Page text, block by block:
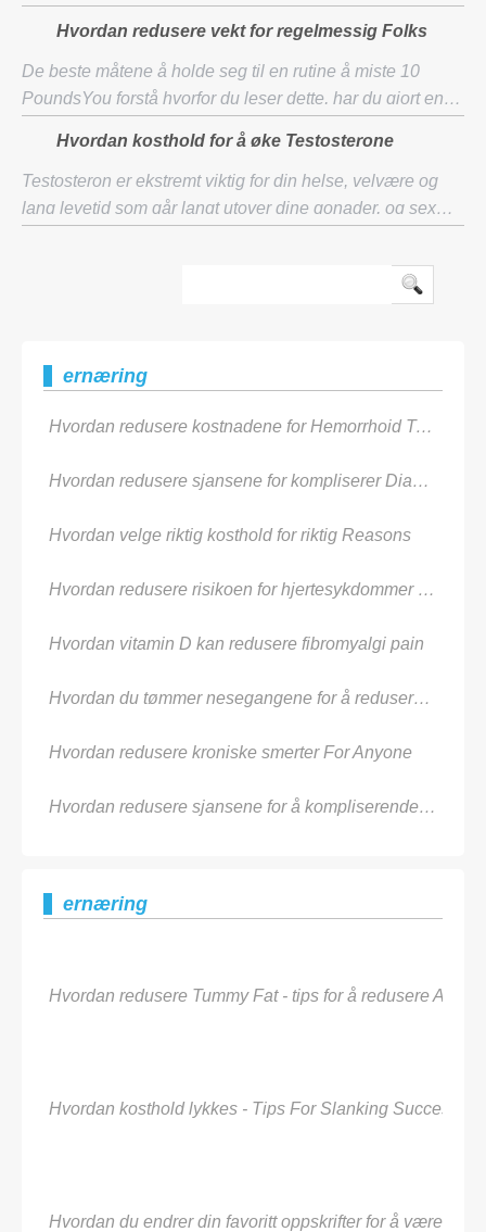
insulinsensitivitet. Alle kan være sårbare for
Hvordan redusere vekt for regelmessig Folks
De beste måtene å holde seg til en rutine å miste 10
PoundsYou forstå hvorfor du leser dette, har du gjort en
Du gjør det for bedre helse og mer se
Hvordan kosthold for å øke Testosterone
Testosteron er ekstremt viktig for din helse, velvære og
lang levetid som går langt utover dine gonader, og sex
ernæring
Hvordan redusere kostnadene for Hemorrhoid Treatment
Hvordan redusere sjansene for kompliserer Diabetes
Hvordan velge riktig kosthold for riktig Reasons
Hvordan redusere risikoen for hjertesykdommer i Men
Hvordan vitamin D kan redusere fibromyalgi pain
Hvordan du tømmer nesegangene for å redusere Allergies
Hvordan redusere kroniske smerter For Anyone
Hvordan redusere sjansene for å kompliserende Diabetes
ernæring
Hvordan redusere Tummy Fat - tips for å redusere
Hvordan kosthold lykkes - Tips For Slanking
Hvordan du endrer din favoritt oppskrifter for å være Plant